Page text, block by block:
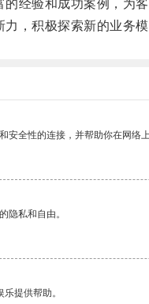
验和成功案例，为客
积极探索新的业务模
全性的连接，并帮助你在网络上
隐私和自由。
提供帮助。